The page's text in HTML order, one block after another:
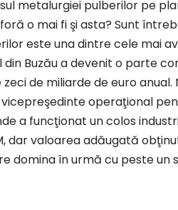
metalurgiei pulberilor pe
o mai fi şi asta? Sunt
este una dintre cele mai
Buzău a devenit o parte
de miliarde de euro anual.
operaţional
a funcţionat un colos
dar valoarea adăugată
domina în urmă cu peste un